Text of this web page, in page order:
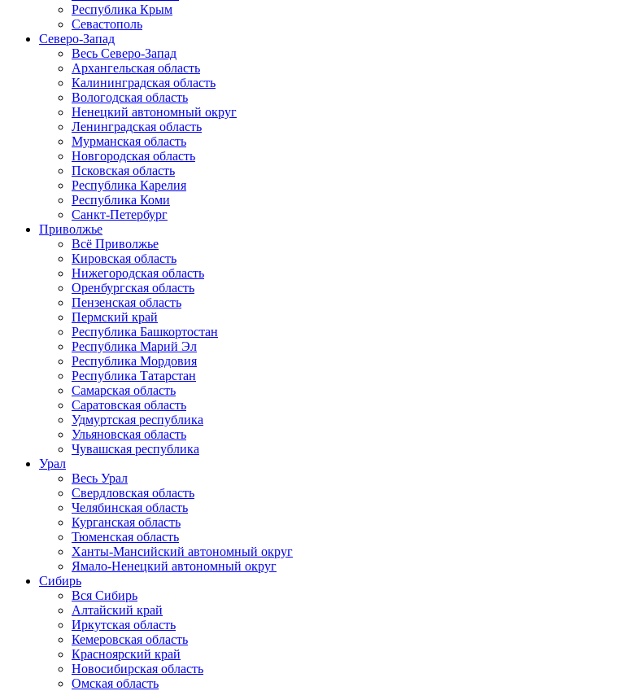
Республика Крым
Севастополь
Северо-Запад
Весь Северо-Запад
Архангельская область
Калининградская область
Вологодская область
Ненецкий автономный округ
Ленинградская область
Мурманская область
Новгородская область
Псковская область
Республика Карелия
Республика Коми
Санкт-Петербург
Приволжье
Всё Приволжье
Кировская область
Нижегородская область
Оренбургская область
Пензенская область
Пермский край
Республика Башкортостан
Республика Марий Эл
Республика Мордовия
Республика Татарстан
Самарская область
Саратовская область
Удмуртская республика
Ульяновская область
Чувашская республика
Урал
Весь Урал
Свердловская область
Челябинская область
Курганская область
Тюменская область
Ханты-Мансийский автономный округ
Ямало-Ненецкий автономный округ
Сибирь
Вся Сибирь
Алтайский край
Иркутская область
Кемеровская область
Красноярский край
Новосибирская область
Омская область